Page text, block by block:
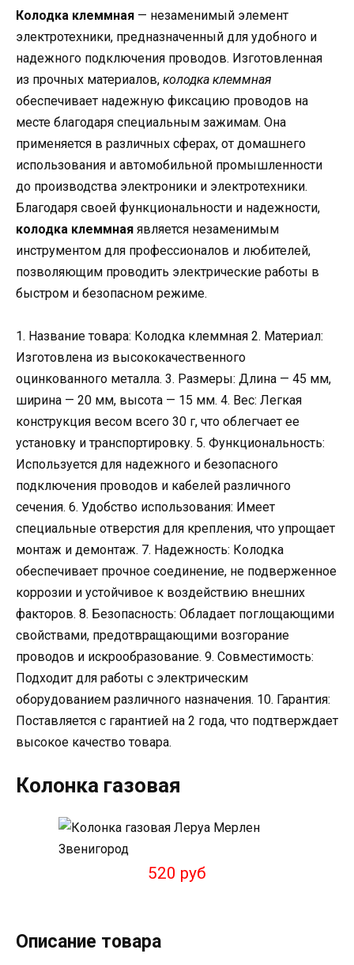
Колодка клеммная — незаменимый элемент
электротехники, предназначенный для удобного и
надежного подключения проводов. Изготовленная
из прочных материалов, колодка клеммная
обеспечивает надежную фиксацию проводов на
месте благодаря специальным зажимам. Она
применяется в различных сферах, от домашнего
использования и автомобильной промышленности
до производства электроники и электротехники.
Благодаря своей функциональности и надежности,
колодка клеммная является незаменимым
инструментом для профессионалов и любителей,
позволяющим проводить электрические работы в
быстром и безопасном режиме.
1. Название товара: Колодка клеммная 2. Материал:
Изготовлена из высококачественного
оцинкованного металла. 3. Размеры: Длина — 45 мм,
ширина — 20 мм, высота — 15 мм. 4. Вес: Легкая
конструкция весом всего 30 г, что облегчает ее
установку и транспортировку. 5. Функциональность:
Используется для надежного и безопасного
подключения проводов и кабелей различного
сечения. 6. Удобство использования: Имеет
специальные отверстия для крепления, что упрощает
монтаж и демонтаж. 7. Надежность: Колодка
обеспечивает прочное соединение, не подверженное
коррозии и устойчивое к воздействию внешних
факторов. 8. Безопасность: Обладает поглощающими
свойствами, предотвращающими возгорание
проводов и искрообразование. 9. Совместимость:
Подходит для работы с электрическим
оборудованием различного назначения. 10. Гарантия:
Поставляется с гарантией на 2 года, что подтверждает
высокое качество товара.
Колонка газовая
520 руб
Описание товара